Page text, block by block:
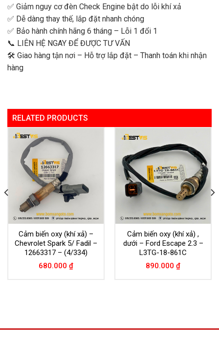
✅ Giảm nguy cơ đèn Check Engine bật do lỗi khí xả
✅ Dễ dàng thay thế, lắp đặt nhanh chóng
✅ Bảo hành chính hãng 6 tháng – Lỗi 1 đổi 1
📞 LIÊN HỆ NGAY ĐỂ ĐƯỢC TƯ VẤN
🛠 Giao hàng tận nơi – Hỗ trợ lắp đặt – Thanh toán khi nhận
hàng
RELATED PRODUCTS
Cảm biến oxy (khí xả) –
Chevrolet Spark 5/ Fadil –
12663317 – (4/334)
680.000 ₫
Cảm biến oxy (khí xả) ,
dưới – Ford Escape 2.3 –
L3TG-18-861C
890.000 ₫